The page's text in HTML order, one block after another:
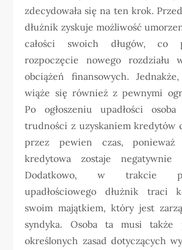
zdecydowała się na ten krok.
dłużnik zyskuje możliwość
całości swoich długów, co
rozpoczęcie nowego rozdziału
obciążeń finansowych.
wiąże się również z pewnymi
Po ogłoszeniu upadłości
trudności z uzyskaniem kredytów
przez pewien czas,
kredytowa zostaje negatywnie
Dodatkowo, w trakcie
upadłościowego dłużnik traci
swoim majątkiem, który jest
syndyka. Osoba ta musi także
określonych zasad dotyczących